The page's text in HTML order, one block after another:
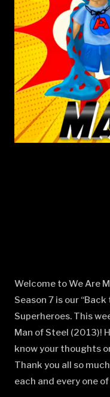
Welcome to We Are
Season 7 is our
Superheroes. This
Man of Steel (2013)!
know your thoughts
Thank you all so
each and every one of